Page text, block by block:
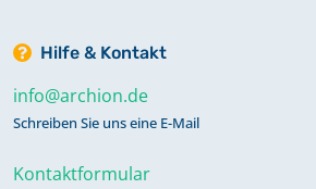
Hilfe & Kontakt
info@archion.de
Schreiben Sie uns eine E-Mail
Kontaktformular